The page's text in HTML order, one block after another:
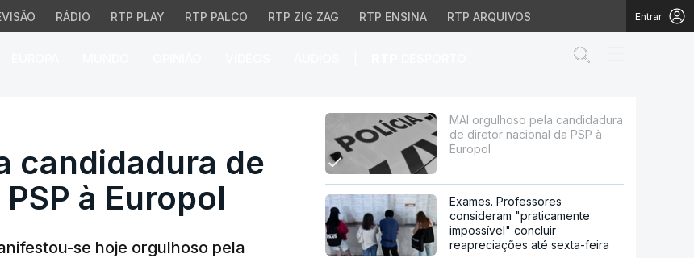
RÁDIO RTP PLAY RTP PALCO RTP ZIG ZAG RTP ENSINA RTP ARQUIVOS Entrar
de diretor nacional da PSP à
candidadura de
à Europol
se hoje orgulhoso pela
MAI orgulhoso pela candidadura
de diretor nacional da PSP à
Europol
Exames. Professores
consideram "praticamente
impossível" concluir
reapreciações até sexta-feira